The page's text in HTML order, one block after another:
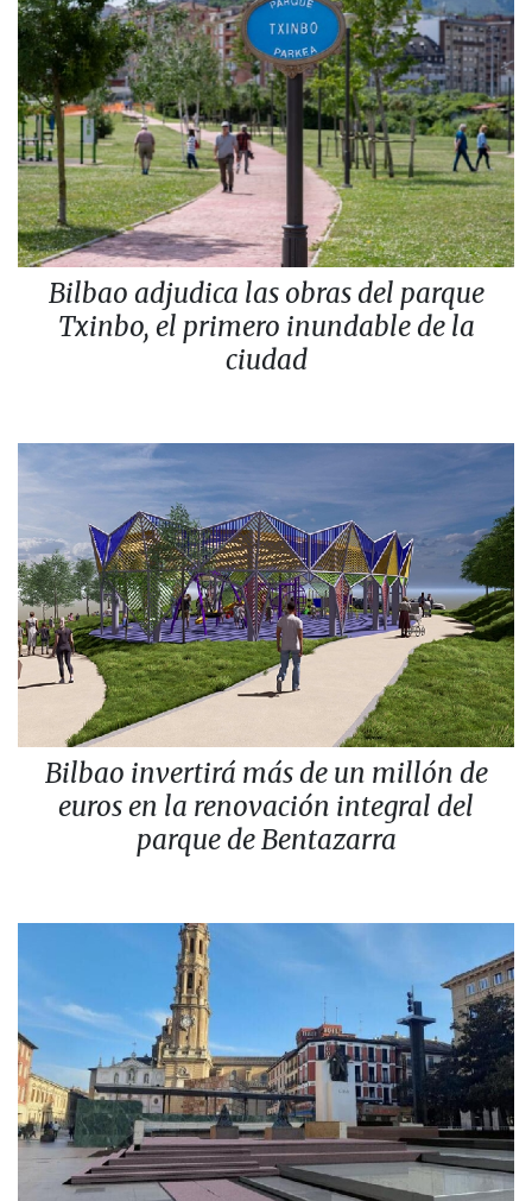
Bilbao adjudica las obras del parque
Txinbo, el primero inundable de la
ciudad
Bilbao invertirá más de un millón de
euros en la renovación integral del
parque de Bentazarra